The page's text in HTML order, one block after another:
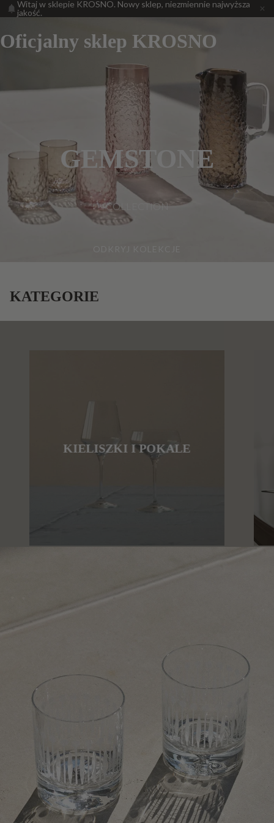
Witaj w sklepie KROSNO. Nowy sklep, niezmiennie najwyższa
jakość.
Oficjalny sklep KROSNO
GEMSTONE
COLLECTION
KATEGORIE
KIELISZKI I POKALE